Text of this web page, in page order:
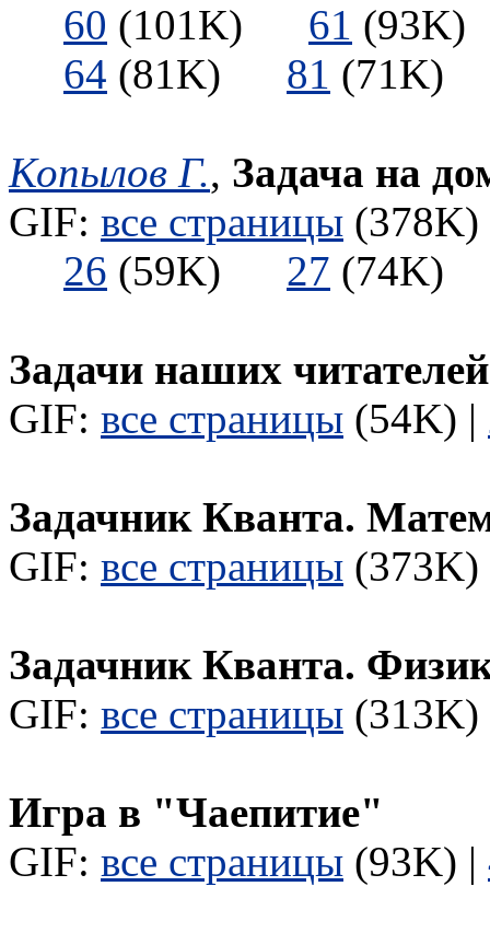
60 (101K) 61
64 (81K) 81
Копылов Г., Задача на
GIF: все страницы
26 (59K) 27
Задачи наших читателей
GIF: все страницы (54K) |
Задачник Кванта.
GIF: все страницы
Задачник Кванта.
GIF: все страницы
Игра в "Чаепитие"
GIF: все страницы (93K) |